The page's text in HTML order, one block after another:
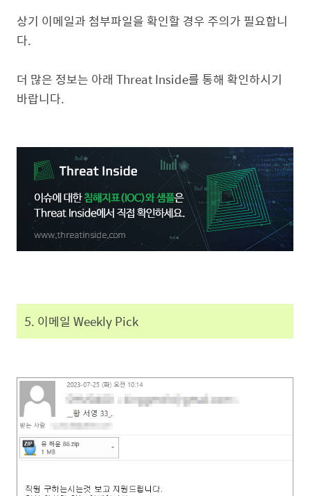
상기 이메일과 첨부파일을 확인할 경우 주의가 필요합니
다.
더 많은 정보는 아래 Threat Inside를 통해 확인하시기
바랍니다.
5. 이메일 Weekly Pick